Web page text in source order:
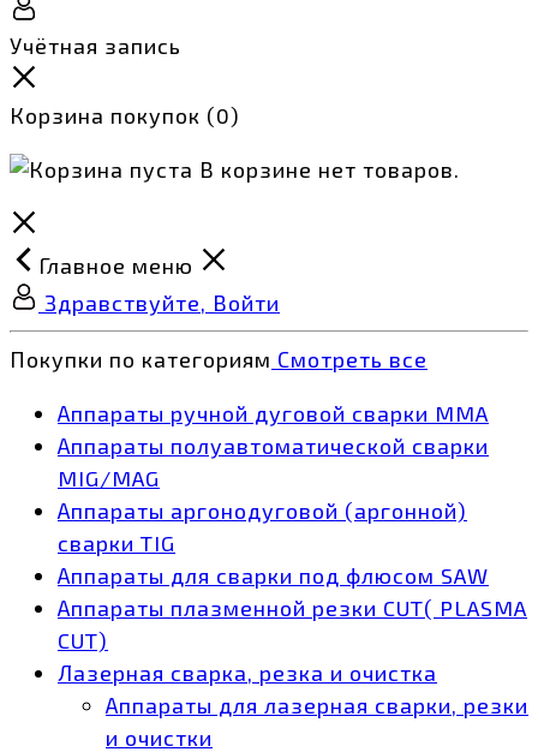
Учётная запись
Корзина покупок (0)
В корзине нет товаров.
Главное меню
Здравствуйте, Войти
Покупки по категориям Смотреть все
Аппараты ручной дуговой сварки MMA
Аппараты полуавтоматической сварки
MIG/MAG
Аппараты аргонодуговой (аргонной)
сварки TIG
Аппараты для сварки под флюсом SAW
Аппараты плазменной резки CUT( PLASMA
CUT)
Лазерная сварка, резка и очистка
Аппараты для лазерная сварки, резки
и очистки